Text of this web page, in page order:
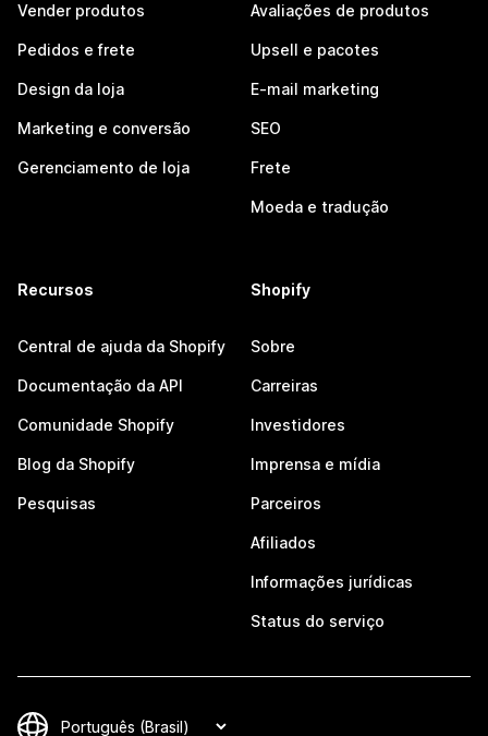
Vender produtos
Pedidos e frete
Design da loja
Marketing e conversão
Gerenciamento de loja
Avaliações de produtos
Upsell e pacotes
E-mail marketing
SEO
Frete
Moeda e tradução
Recursos
Central de ajuda da Shopify
Documentação da API
Comunidade Shopify
Blog da Shopify
Pesquisas
Shopify
Sobre
Carreiras
Investidores
Imprensa e mídia
Parceiros
Afiliados
Informações jurídicas
Status do serviço